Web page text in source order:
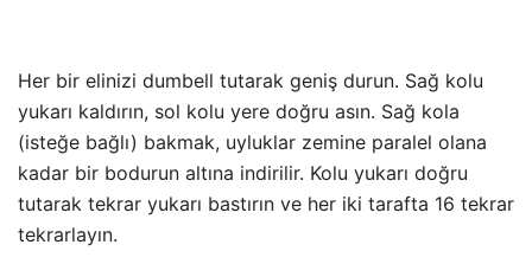
Her bir elinizi dumbell tutarak geniş durun. Sağ kolu
yukarı kaldırın, sol kolu yere doğru asın. Sağ kola
(isteğe bağlı) bakmak, uyluklar zemine paralel olana
kadar bir bodurun altına indirilir. Kolu yukarı doğru
tutarak tekrar yukarı bastırın ve her iki tarafta 16 tekrar
tekrarlayın.